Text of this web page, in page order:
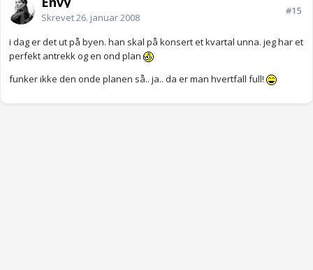
Skrevet26. januar 2008
#15
i dag er det ut på byen. han skal på konsert et kvartal unna. jeg har et
perfekt antrekk og en ond plan
funker ikke den onde planen så.. ja.. da er man hvertfall full!